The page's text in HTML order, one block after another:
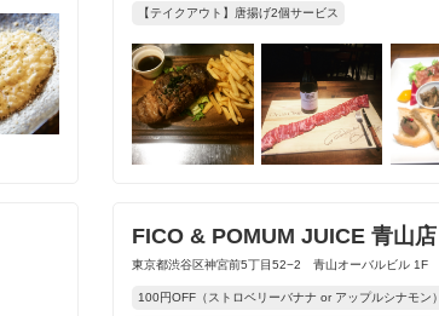
【テイクアウト】唐揚げ2個サービス
FICO & POMUM JUICE 青山店
東京都渋谷区神宮前5丁目52−2 青山オーバルビル 1F
100円OFF（ストロベリーバナナ or アップルシナモン）